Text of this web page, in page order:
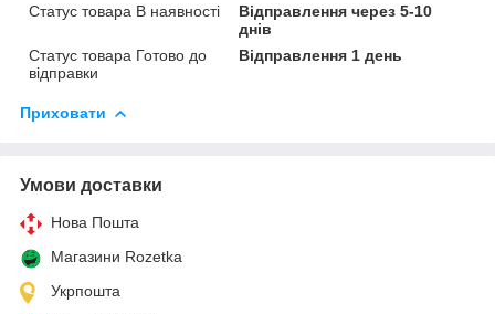
Статус товара В наявності
Відправлення через 5-10
днів
Статус товара Готово до
відправки
Відправлення 1 день
Приховати
Умови доставки
Нова Пошта
Магазини Rozetka
Укрпошта